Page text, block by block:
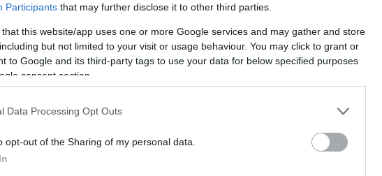
Participants that may further disclose it to other third parties.
that this website/app uses one or more Google services and may gather and store
but not limited to your visit or usage behaviour. You may click to grant or
to Google and its third-party tags to use your data for below specified purposes
consent section.
Data Processing Opt Outs
opt-out of the Sharing of my personal data.